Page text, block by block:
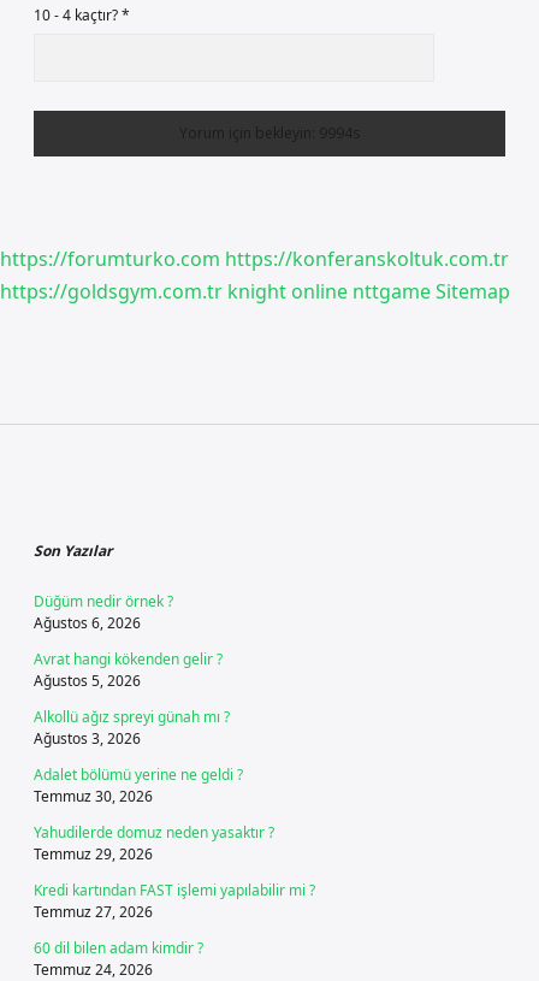
10 - 4 kaçtır?*
https://forumturko.com https://konferanskoltuk.com.tr
https://goldsgym.com.tr knight online nttgameSitemap
Son Yazılar
Düğüm nedir örnek ?
Ağustos 6, 2026
Avrat hangi kökenden gelir ?
Ağustos 5, 2026
Alkollü ağız spreyi günah mı ?
Ağustos 3, 2026
Adalet bölümü yerine ne geldi ?
Temmuz 30, 2026
Yahudilerde domuz neden yasaktır ?
Temmuz 29, 2026
Kredi kartından FAST işlemi yapılabilir mi ?
Temmuz 27, 2026
60 dil bilen adam kimdir ?
Temmuz 24, 2026